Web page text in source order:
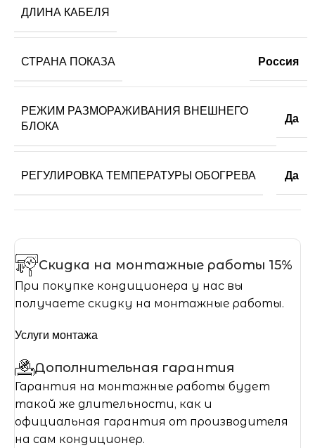
ДЛИНА КАБЕЛЯ
СТРАНА ПОКАЗА Россия
РЕЖИМ РАЗМОРАЖИВАНИЯ ВНЕШНЕГО
БЛОКА
Да
РЕГУЛИРОВКА ТЕМПЕРАТУРЫ ОБОГРЕВА Да
Скидка на монтажные работы 15%
При покупке кондиционера у нас вы
получаете скидку на монтажные работы.
Услуги монтажа
Дополнительная гарантия
Гарантия на монтажные работы будет
такой же длительности, как и
официальная гарантия от производителя
на сам кондиционер.